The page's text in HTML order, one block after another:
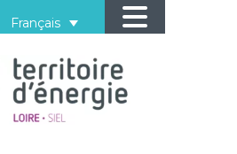
Français